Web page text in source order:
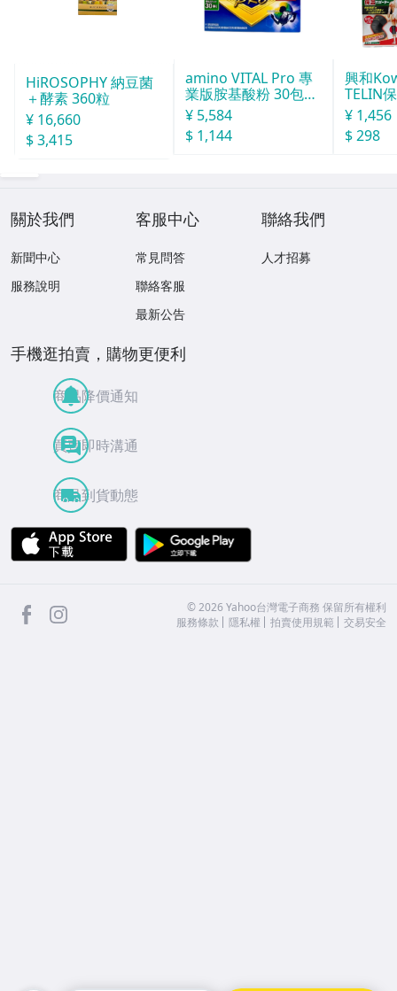
HiROSOPHY 納豆菌
＋酵素 360粒
¥ 16,660
$ 3,415
amino VITAL Pro 專
業版胺基酸粉 30包獨
立包裝
¥ 5,584
$ 1,144
興和
TELIN
L
¥ 1,456
$ 298
關於我們
新聞中心
服務說明
客服中心
常見問答
聯絡客服
最新公告
聯絡我們
人才招募
手機逛拍賣，購物更便利
商品降價通知
買賣即時溝通
商品到貨動態
APP Store
facebook ©2026 Yahoo台灣電子商務 保留所有權利
服務條款
隱私權 拍賣使用規範 交易安全